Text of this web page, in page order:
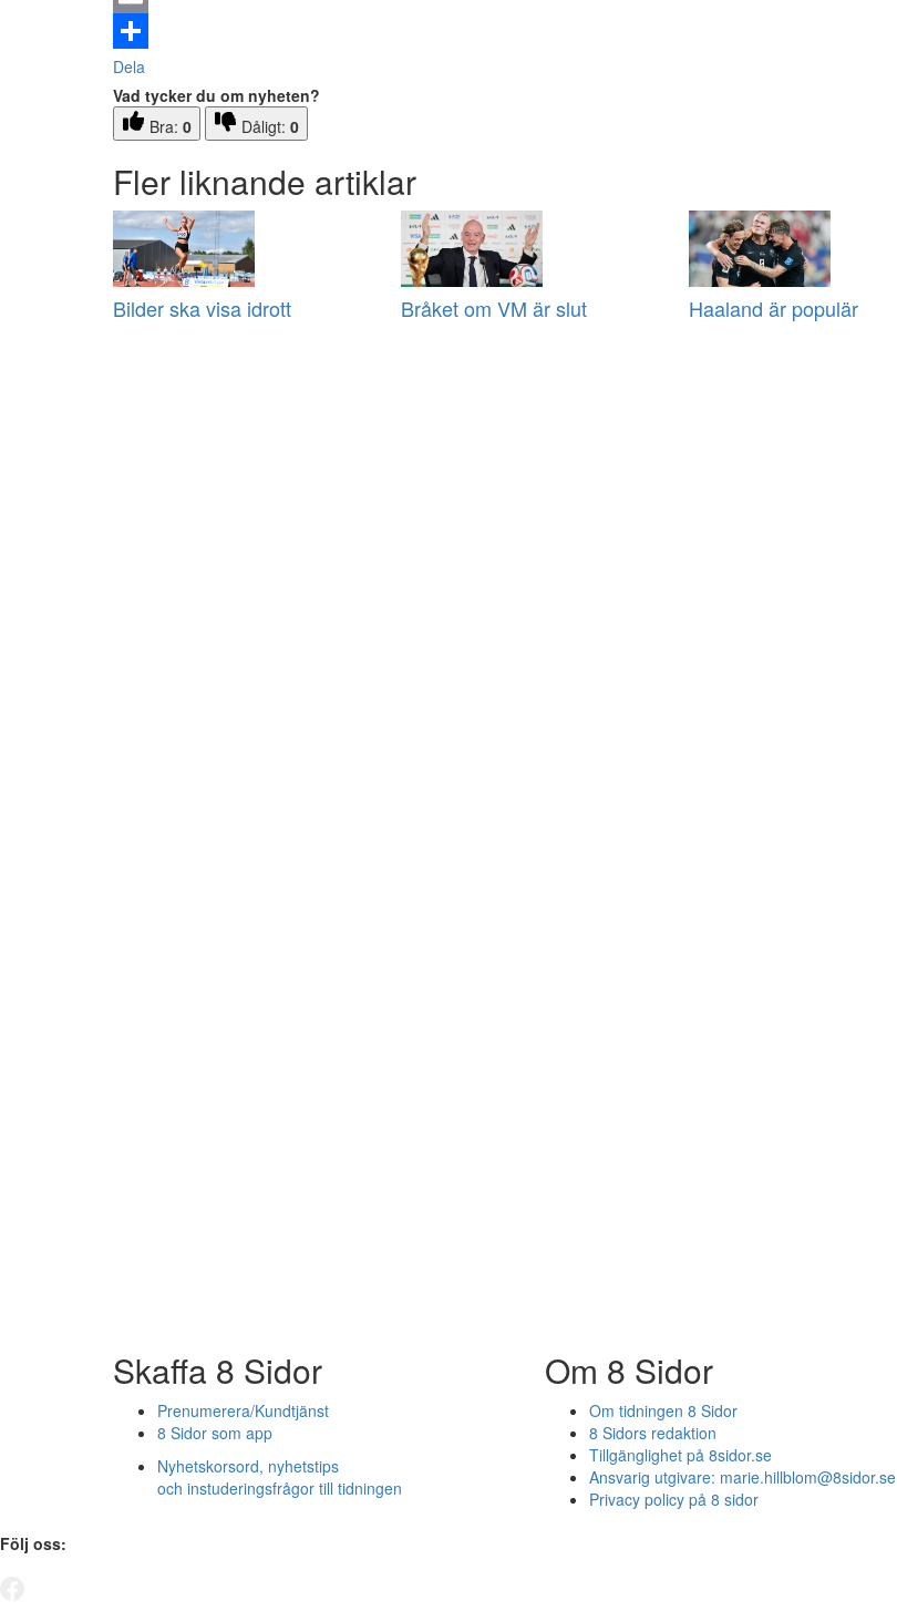
Email
Dela
Vad tycker du om nyheten?
Bra: 0 Dåligt: 0
Fler liknande artiklar
Bilder ska visa idrott Bråket om VM är slut Haaland är populär
Skaffa 8 Sidor
Prenumerera/Kundtjänst
8 Sidor som app
Nyhetskorsord, nyhetstips
och instuderingsfrågor till tidningen
Om 8 Sidor
Om tidningen 8 Sidor
8 Sidors redaktion
Tillgänglighet på 8sidor.se
Ansvarig utgivare: marie.hillblom@8sidor.se
Privacy policy på 8 sidor
Följ oss: